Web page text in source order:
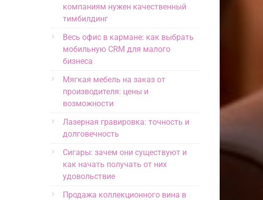
компаниям нужен качественный
тимбилдинг
Весь офис в кармане: как выбрать
мобильную CRM для малого
бизнеса
Мягкая мебель на заказ от
производителя: цены и
возможности
Лазерная гравировка: точность и
долговечность
Сигары: зачем они существуют и
как начать получать от них
удовольствие
Продажа коллекционного вина в